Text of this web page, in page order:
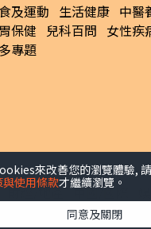
及運動 生活健康 中醫
保健 兒科百問 女性疾
專題
財經/地產 中國/國際
體育 專題/人物
來改善您的瀏覽體驗,
使用條款才繼續瀏覽。
同意及關閉